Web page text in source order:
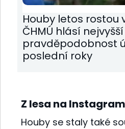
Houby letos rostou
ČHMÚ hlásí nejvyšší
pravděpodobnost
poslední roky
Z lesa na Instagram
Houby se staly také